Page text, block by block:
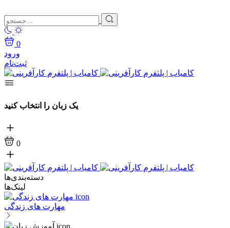
0
ورود
ثبت‌نام
یک زبان را انتخاب کنید
0
دسته‌بندی‌ها
لینک‌ها
مهارت های زندگی